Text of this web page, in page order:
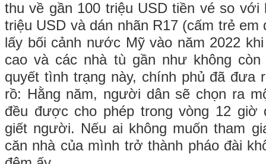
thu về gần 100 triệu USD tiền vé so với
triệu USD và dán nhãn R17 (cấm trẻ
lấy bối cảnh nước Mỹ vào năm 2022
cao và các nhà tù gần như không
quyết tình trạng này, chính phủ đã đưa
rồ: Hằng năm, người dân sẽ chọn ra
đều được cho phép trong vòng 12 giờ
giết người. Nếu ai không muốn tham
căn nhà của mình trở thành pháo đài